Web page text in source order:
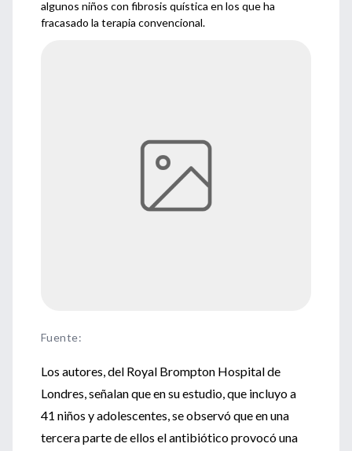
algunos niños con fibrosis quística en los que ha
fracasado la terapia convencional.
Fuente:
Los autores, del Royal Brompton Hospital de
Londres, señalan que en su estudio, que incluyo a
41 niños y adolescentes, se observó que en una
tercera parte de ellos el antibiótico provocó una